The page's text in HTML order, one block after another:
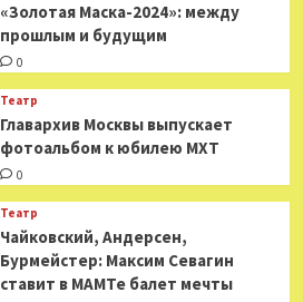
«Золотая Маска-2024»: между
прошлым и будущим
0
Театр
​​Главархив Москвы выпускает
фотоальбом к юбилею МХТ
0
Театр
​​Чайковский, Андерсен,
Бурмейстер: Максим Севагин
ставит в МАМТе балет мечты